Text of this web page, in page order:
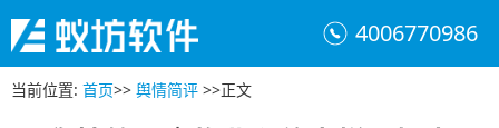
4006770986
当前位置: 首页>> 舆情简评 >>正文